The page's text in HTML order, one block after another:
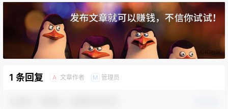
1 条回复 A 文章作者 M 管理员